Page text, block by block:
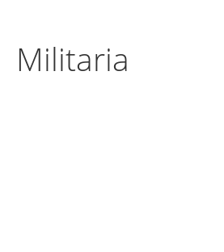
Militaria